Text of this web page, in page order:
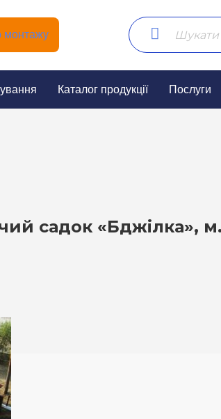
монтажу
Каталог продукції Послуги
садок «Бджілка», м.